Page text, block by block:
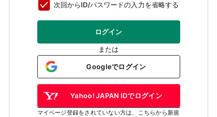
次回からID/パスワードの入力を省略する
ログイン
または
Googleでログイン
Yahoo! JAPAN IDでログイン
マイページ登録をされていない方は、こちらから新規